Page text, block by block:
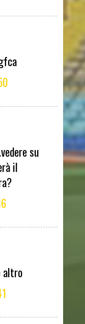
su
il
altro